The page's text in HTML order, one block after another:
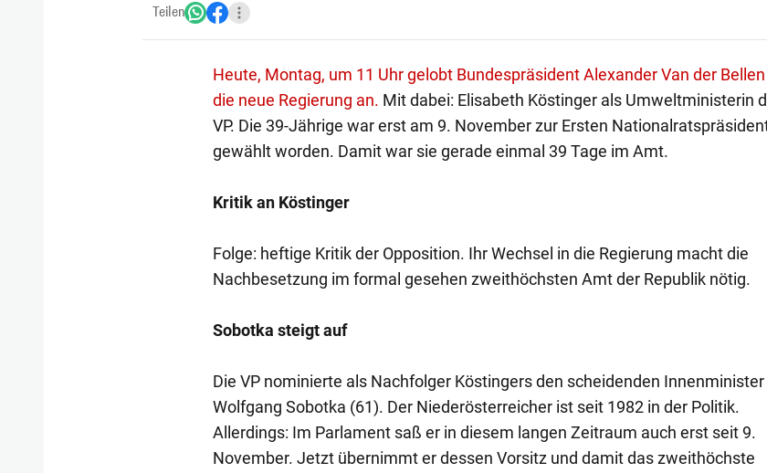
Teilen
Heute, Montag, um 11 Uhr gelobt Bundespräsident Alexander Van der Bellen
die neue Regierung an. Mit dabei: Elisabeth Köstinger als Umweltministerin
VP. Die 39-Jährige war erst am 9. November zur Ersten
gewählt worden. Damit war sie gerade einmal 39 Tage im Amt.
Kritik an Köstinger
Folge: heftige Kritik der Opposition. Ihr Wechsel in die Regierung macht die
Nachbesetzung im formal gesehen zweithöchsten Amt der Republik nötig.
Sobotka steigt auf
Die VP nominierte als Nachfolger Köstingers den scheidenden Innenminister
Wolfgang Sobotka (61). Der Niederösterreicher ist seit 1982 in der Politik.
Allerdings: Im Parlament saß er in diesem langen Zeitraum auch erst seit 9.
November. Jetzt übernimmt er dessen Vorsitz und damit das zweithöchste